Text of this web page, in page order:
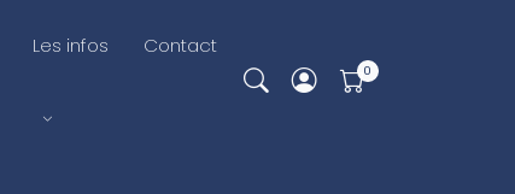
Les infos Contact